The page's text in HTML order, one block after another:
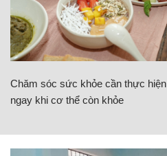
Chăm sóc sức khỏe cần thực hiện
ngay khi cơ thể còn khỏe